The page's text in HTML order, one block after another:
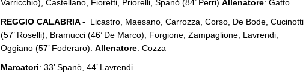
Varricchio), Castellano, Fioretti, Priorelli, Spanò (84’ Perri) Allenatore: Gatto
REGGIO CALABRIA- Licastro, Maesano, Carrozza, Corso, De Bode, Cucinotti
(57’ Roselli), Bramucci (46’ De Marco), Forgione, Zampaglione, Lavrendi,
Oggiano (57’ Foderaro). Allenatore: Cozza
Marcatori: 33’ Spanò, 44’ Lavrendi